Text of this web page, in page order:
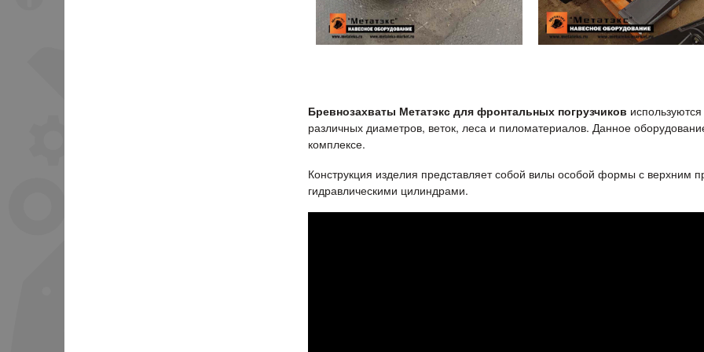
Бревнозахваты Метатэкс для фронтальных погрузчиков
различных диаметров, веток, леса и пиломатериалов. Данное
комплексе.
Конструкция изделия представляет собой вилы особой формы с
гидравлическими цилиндрами.